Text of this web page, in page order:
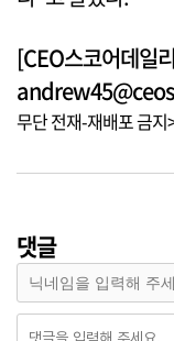
[CEO스코어데일
무단 전재-재배포 금
댓글